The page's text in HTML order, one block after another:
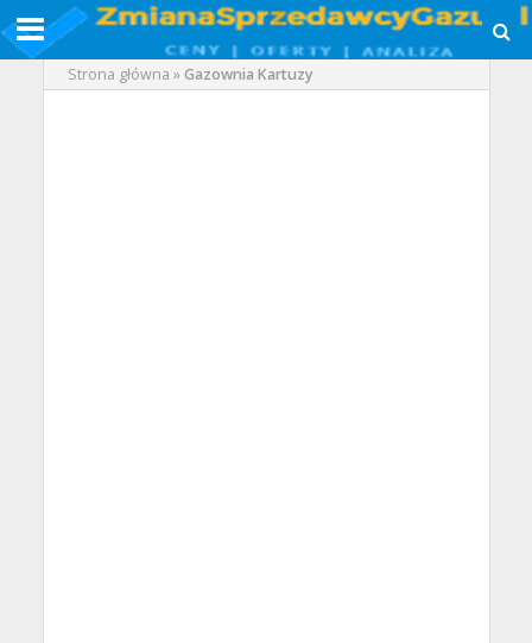
Strona główna »Gazownia Kartuzy